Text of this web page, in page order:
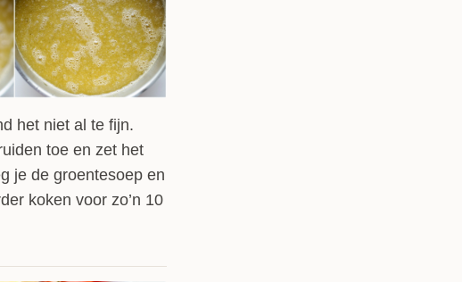
het niet al te fijn.
toe en zet het
je de groentesoep en
koken voor zo’n 10